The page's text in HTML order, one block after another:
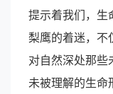
提示着我们，生
梨鹰的着迷，不
对自然深处那些
未被理解的生命